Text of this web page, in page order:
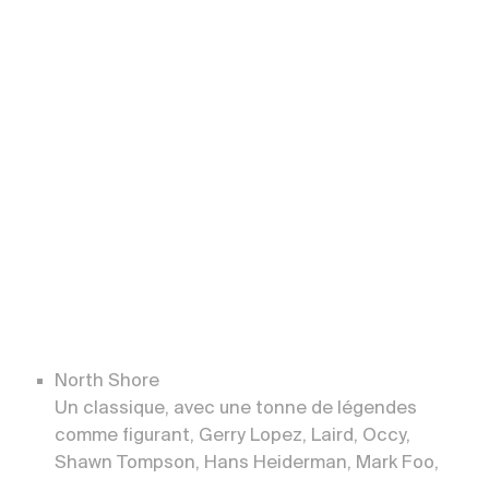
North Shore
Un classique, avec une tonne de légendes
comme figurant, Gerry Lopez, Laird, Occy,
Shawn Tompson, Hans Heiderman, Mark Foo,